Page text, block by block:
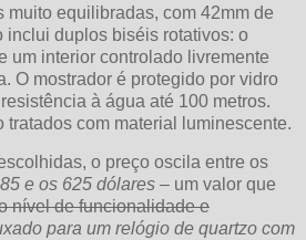
muito equilibradas, com 42mm de
inclui duplos biséis rotativos: o
um interior controlado livremente
O mostrador é protegido por vidro
à água até 100 metros.
tratados com material luminescente.
o preço oscila entre os
e os 625 dólares – um valor que
nível de funcionalidade e
para um relógio de quartzo com